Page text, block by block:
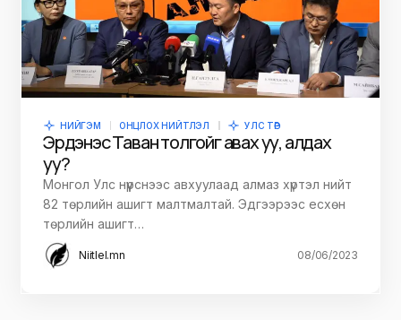
НИЙГЭМ ОНЦЛОХ НИЙТЛЭЛ УЛС ТӨР
Эрдэнэс Таван толгойг авах уу, алдах
уу?
Монгол Улс нүүрснээс авхуулаад алмаз хүртэл нийт
82 төрлийн ашигт малтмалтай. Эдгээрээс есхөн
төрлийн ашигт…
Niitlel.mn 08/06/2023